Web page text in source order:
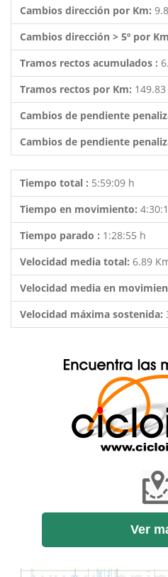
Cambios dirección por Km:
Cambios dirección > 5º por
Tramos rectos acumulados :
Tramos rectos por Km:
Cambios de pendiente
Cambios de pendiente
Tiempo total : 5:59:09 h
Tiempo en movimiento:
Tiempo parado : 1:28:55 h
Velocidad media total: 6.89
Velocidad media en
Velocidad máxima sostenida:
Ver